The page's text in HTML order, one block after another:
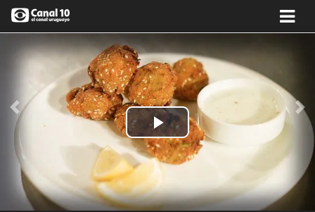
Play
Video
Anterior